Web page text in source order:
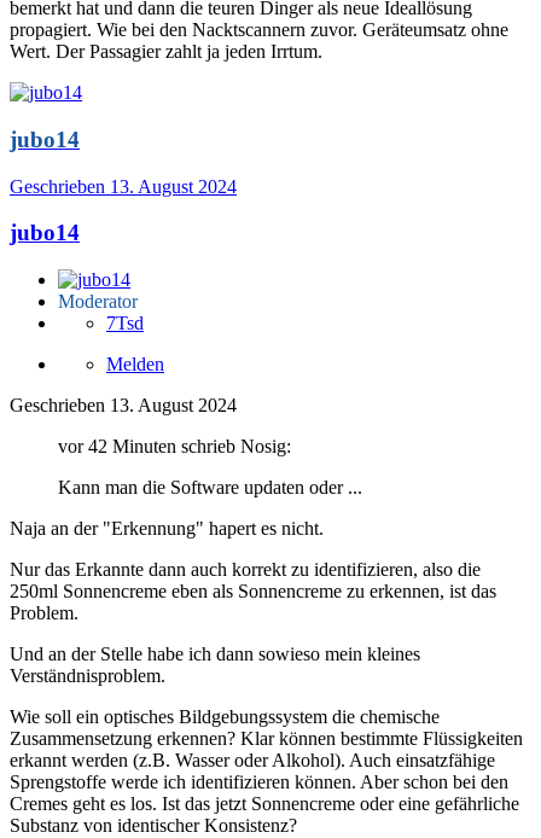
bemerkt hat und dann die teuren Dinger als neue Ideallösung
propagiert. Wie bei den Nacktscannern zuvor. Geräteumsatz ohne
Wert. Der Passagier zahlt ja jeden Irrtum.
jubo14
Geschrieben 13. August 2024
jubo14
Moderator
7Tsd
Melden
Geschrieben 13. August 2024
vor 42 Minuten schrieb Nosig:
Kann man die Software updaten oder ...
Naja an der "Erkennung" hapert es nicht.
Nur das Erkannte dann auch korrekt zu identifizieren, also die
250ml Sonnencreme eben als Sonnencreme zu erkennen, ist das
Problem.
Und an der Stelle habe ich dann sowieso mein kleines
Verständnisproblem.
Wie soll ein optisches Bildgebungssystem die chemische
Zusammensetzung erkennen? Klar können bestimmte Flüssigkeiten
erkannt werden (z.B. Wasser oder Alkohol). Auch einsatzfähige
Sprengstoffe werde ich identifizieren können. Aber schon bei den
Cremes geht es los. Ist das jetzt Sonnencreme oder eine gefährliche
Substanz von identischer Konsistenz?